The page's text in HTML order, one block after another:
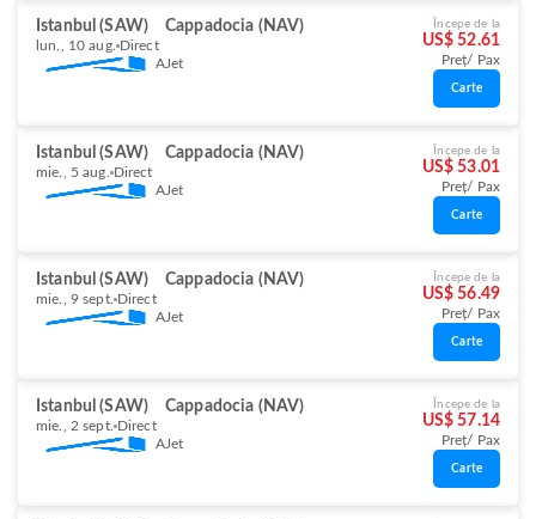
Istanbul (SAW) Cappadocia (NAV)
lun., 10 aug. Direct
AJet
Începe de la
US$ 52.61
Preț/ Pax
Carte
Istanbul (SAW) Cappadocia (NAV)
mie., 5 aug. Direct
AJet
Începe de la
US$ 53.01
Preț/ Pax
Carte
Istanbul (SAW) Cappadocia (NAV)
mie., 9 sept. Direct
AJet
Începe de la
US$ 56.49
Preț/ Pax
Carte
Istanbul (SAW) Cappadocia (NAV)
mie., 2 sept. Direct
AJet
Începe de la
US$ 57.14
Preț/ Pax
Carte